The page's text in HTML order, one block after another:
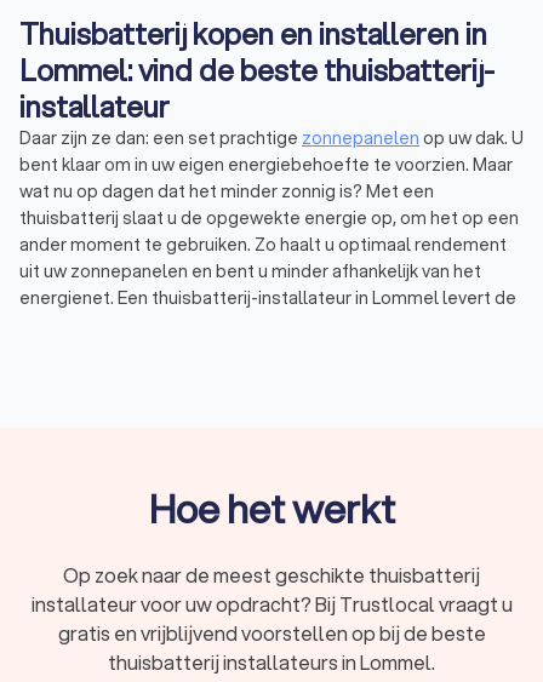
Thuisbatterij kopen en installeren in
Lommel: vind de beste thuisbatterij-
installateur
Daar zijn ze dan: een set prachtige zonnepanelen op uw dak. U
bent klaar om in uw eigen energiebehoefte te voorzien. Maar
wat nu op dagen dat het minder zonnig is? Met een
thuisbatterij slaat u de opgewekte energie op, om het op een
ander moment te gebruiken. Zo haalt u optimaal rendement
uit uw zonnepanelen en bent u minder afhankelijk van het
energienet. Een thuisbatterij-installateur in Lommel levert de
score van een 9.1, gebaseerd op deze factoren. Zo bent u
de ervaringen van anderen in maar liefst 1,626 reviews, vraag
offertes aan en kies eenvoudig de beste thuisbatterij-
installateur.
Hoe het werkt
Op zoek naar de meest geschikte thuisbatterij
installateur voor uw opdracht? Bij Trustlocal vraagt u
gratis en vrijblijvend voorstellen op bij de beste
thuisbatterij installateurs in Lommel.